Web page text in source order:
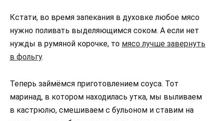
Кстати, во время запекания в духовке любое мясо
нужно поливать выделяющимся соком. А если нет
нужды в румяной корочке, то мясо лучше завернуть
в фольгу.
Теперь займёмся приготовлением соуса. Тот
маринад, в котором находилась утка, мы выливаем
в кастрюлю, смешиваем с бульоном и ставим на